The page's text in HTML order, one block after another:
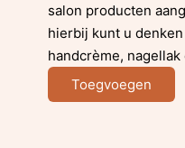
salon producten
hierbij kunt u
handcrème, nagellak
Toegvoegen